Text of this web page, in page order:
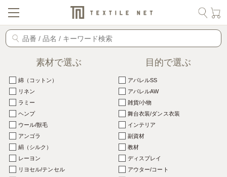
素材で選ぶ
綿（コットン）
リネン
ラミー
ヘンプ
ウール/獣毛
アンゴラ
絹（シルク）
レーヨン
リヨセル/テンセル
目的で選ぶ
アパレルSS
アパレルAW
雑貨/小物
舞台衣装/ダンス衣装
インテリア
副資材
教材
ディスプレイ
アウター/コート